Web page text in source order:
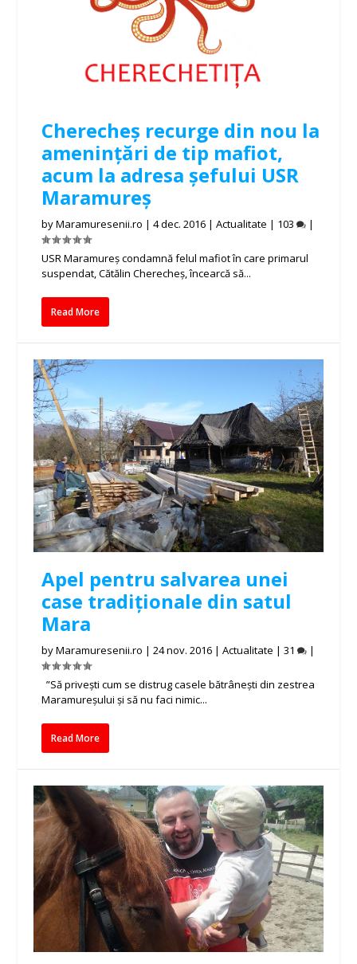
Cherecheș recurge din nou la
amenințări de tip mafiot,
acum la adresa șefului USR
Maramureș
byMaramuresenii.ro |4 dec. 2016 |Actualitate | 103 |
USR Maramureş condamnă felul mafiot în care primarul
suspendat, Cătălin Cherecheş, încearcă să...
Read More
Apel pentru salvarea unei
case tradiționale din satul
Mara
byMaramuresenii.ro |24 nov. 2016 |Actualitate |31 |
”Să privești cum se distrug casele bătrânești din zestrea
Maramureșului și să nu faci nimic...
Read More